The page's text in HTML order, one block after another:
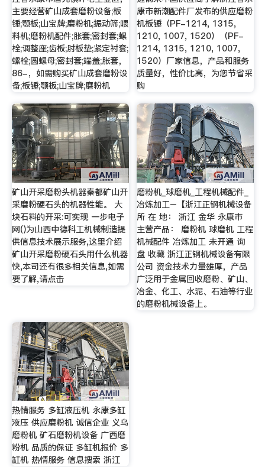
主要经营矿山成套磨粉设备;板
锤;颚板;山宝牌;磨粉机;振动筛;喂
料机;磨粉机配件;胀套;密封套;螺
栓;调整座;齿板;肘板垫;紧定衬套;
螺栓;圆螺母;密封套;端盖;胀套，
86-，如需购买矿山成套磨粉设
备;板锤;颚板;山宝牌;磨粉机
康市新潮配件厂发布的供应磨粉
机板锤（PF-1214, 1315,
1210, 1007, 1520）（PF-
1214, 1315, 1210, 1007,
1520）厂家信息，产品和服务
质量好，性价比高，为您节省采
购
矿山开采磨粉头机器秦都矿山开
采磨粉硬石头的机器性能。 大
块石料的开采:可实现 一步电子
网()为山西中德科工机械制造提
供信息技术展示服务,这里介绍
矿山开采磨粉硬石头用什么机器
快,本司还有很多相关信息,如需
要了解,请点击
磨粉机_球磨机_工程机械配件_
冶炼加工–【浙江正钢机械设备
所 在 地： 浙江 金华 永康市
主营产品： 磨粉机 球磨机 工程
机械配件 冶炼加工 未开通 询
盘 收藏 浙江正钢机械设备有限
公司 资金技术力量雄厚，产品
广泛用于金属回收磨粉、矿山、
冶金、化工、水泥、石油等行业
的磨粉机械设备上。
热情服务 多缸液压机 永康多缸
液压 供应磨粉机 诚信企业 义乌
磨粉机 矿石磨粉机设备 广西磨
粉机 品质的保证 多缸机报价 多
缸机 热情服务 信息搜索 浙江